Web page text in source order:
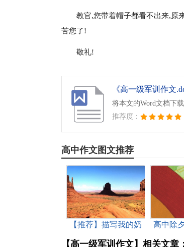
教官,您带着帽子都看不出来,原
苦您了!
敬礼!
《高一级军训作文
将本文的Word文档下
推荐度：
高中作文图文推荐
【推荐】描写我的奶
高中除
【高一级军训作文】相关文章：